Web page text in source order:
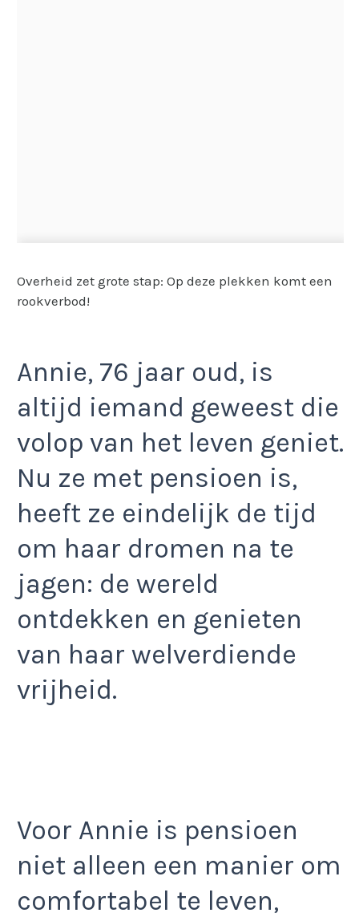
Overheid zet grote stap: Op deze plekken komt een
rookverbod!
Annie, 76 jaar oud, is
altijd iemand geweest die
volop van het leven geniet.
Nu ze met pensioen is,
heeft ze eindelijk de tijd
om haar dromen na te
jagen: de wereld
ontdekken en genieten
van haar welverdiende
vrijheid.
Voor Annie is pensioen
niet alleen een manier om
comfortabel te leven,